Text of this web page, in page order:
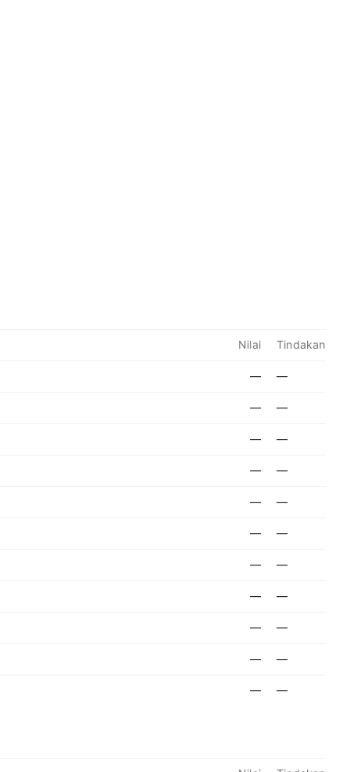
Nilai Tindakan
— —
— —
— —
— —
— —
— —
— —
— —
— —
— —
— —